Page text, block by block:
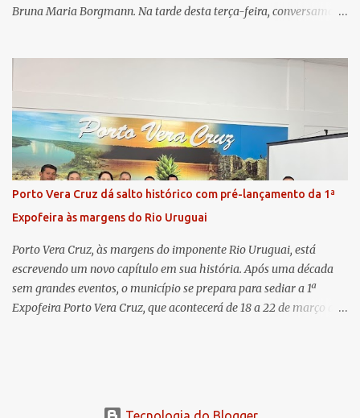
Bruna Maria Borgmann. Na tarde desta terça-feira, conversamos
pelo Ministério Público e destacou a importância da instituição
para a comunidade, bem como a relevância da chegada da nova
colega, que contribuirá no andamento dos processos. A Dra. Bruna,
por sua vez, se apresentou à comunidade. Ela atuou por 12 anos na
Comarca de Horizontina e foi promovida para Três de Maio, onde
já esteve em outras ocasiões substituindo a Dra. Carolina durante
períodos de férias. A nova promotora ressaltou o volume de
processos da comarca e a importância do trabalho conjunto,
permitindo a divisão de atividades e maior agilidade no
atendimento às demandas. A Comarca de Três de Maio abrang...
Porto Vera Cruz dá salto histórico com pré-lançamento da 1ª
Expofeira às margens do Rio Uruguai
Porto Vera Cruz, às margens do imponente Rio Uruguai, está
escrevendo um novo capítulo em sua história. Após uma década
sem grandes eventos, o município se prepara para sediar a 1ª
Expofeira Porto Vera Cruz, que acontecerá de 18 a 22 de março de
talentos da região. Mais do que um evento, a Expofeira surge como